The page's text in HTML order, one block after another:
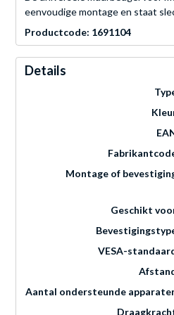
eenvoudige montage en staat
Productcode: 1691104
Details
Montage of
Geschikt
VESA-
Aantal ondersteunde